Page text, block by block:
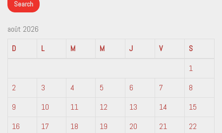
août 2026
D
L M M J V
S
1
2
3 4 5 6 7
8
9
10 11 12 13 14
15
16
17 18 19 20 21
22